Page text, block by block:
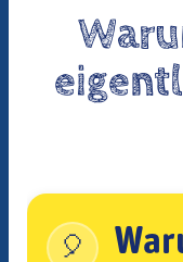
🎈